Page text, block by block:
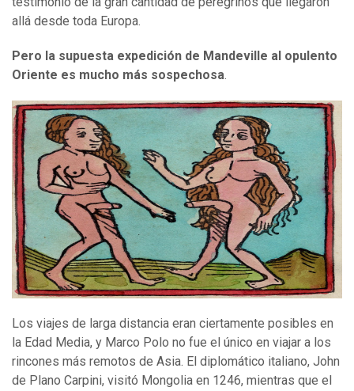
allá desde toda Europa.
Pero la supuesta expedición de Mandeville al opulento
Oriente es mucho más sospechosa.
Los viajes de larga distancia eran ciertamente posibles en
la Edad Media, y Marco Polo no fue el único en viajar a los
rincones más remotos de Asia. El diplomático italiano, John
de Plano Carpini, visitó Mongolia en 1246, mientras que el